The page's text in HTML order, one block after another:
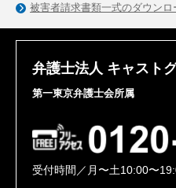
被害者請求書類一式のダウンロ
弁護士法人 キャスト
第一東京弁護士会所属
受付時間／月〜土10:00〜